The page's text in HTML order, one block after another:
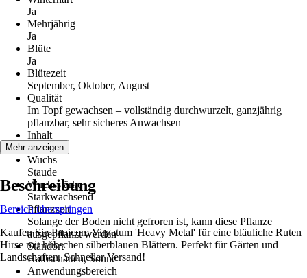
Ja
Mehrjährig
Ja
Blüte
Ja
Blütezeit
September, Oktober, August
Qualität
Im Topf gewachsen – vollständig durchwurzelt, ganzjährig
pflanzbar, sehr sicheres Anwachsen
Inhalt
6 Stück
Wuchs
Staude
Wuchsstärke
Starkwachsend
Pflanzzeit
Solange der Boden nicht gefroren ist, kann diese Pflanze
ausgepflanzt werden
Standort
Halbschatten, Sonne
Anwendungsbereich
Mehr anzeigen
Beschreibung
Bereich überspringen
Kaufen Sie Panicum Virgatum 'Heavy Metal' für eine bläuliche Ruten
Hirse mit hübschen silberblauen Blättern. Perfekt für Gärten und
Landschaften. Schneller Versand!